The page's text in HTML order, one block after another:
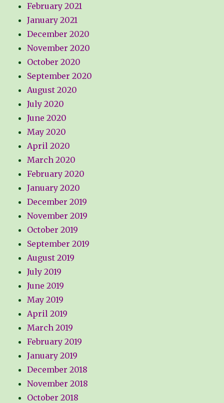
February 2021
January 2021
December 2020
November 2020
October 2020
September 2020
August 2020
July 2020
June 2020
May 2020
April 2020
March 2020
February 2020
January 2020
December 2019
November 2019
October 2019
September 2019
August 2019
July 2019
June 2019
May 2019
April 2019
March 2019
February 2019
January 2019
December 2018
November 2018
October 2018